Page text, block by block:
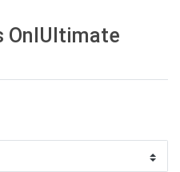
OnlUltimate